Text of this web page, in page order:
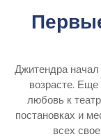
Джитендра начал
возрасте.
любовь к
постановках и
всех